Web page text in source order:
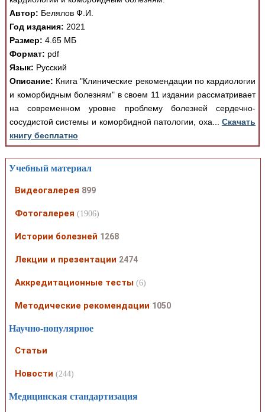
Автор: Белялов Ф.И.
Год издания: 2021
Размер: 4.65 МБ
Формат: pdf
Язык: Русский
Описание: Книга "Клинические рекомендации по кардиологии
и коморбидным болезням" в своем 11 издании рассматривает
на современном уровне проблему болезней сердечно-
сосудистой системы и коморбидной патологии, оха...Скачать
книгу бесплатно
Учебный материал
Видеогалерея 899
Фотогалерея (1906)
Истории болезней 1268
Лекции и презентации 2474
Аккредитационные тесты (6)
Методические рекомендации 1050
Научно-популярное
Статьи
Новости (244)
Медицинская стандартизация